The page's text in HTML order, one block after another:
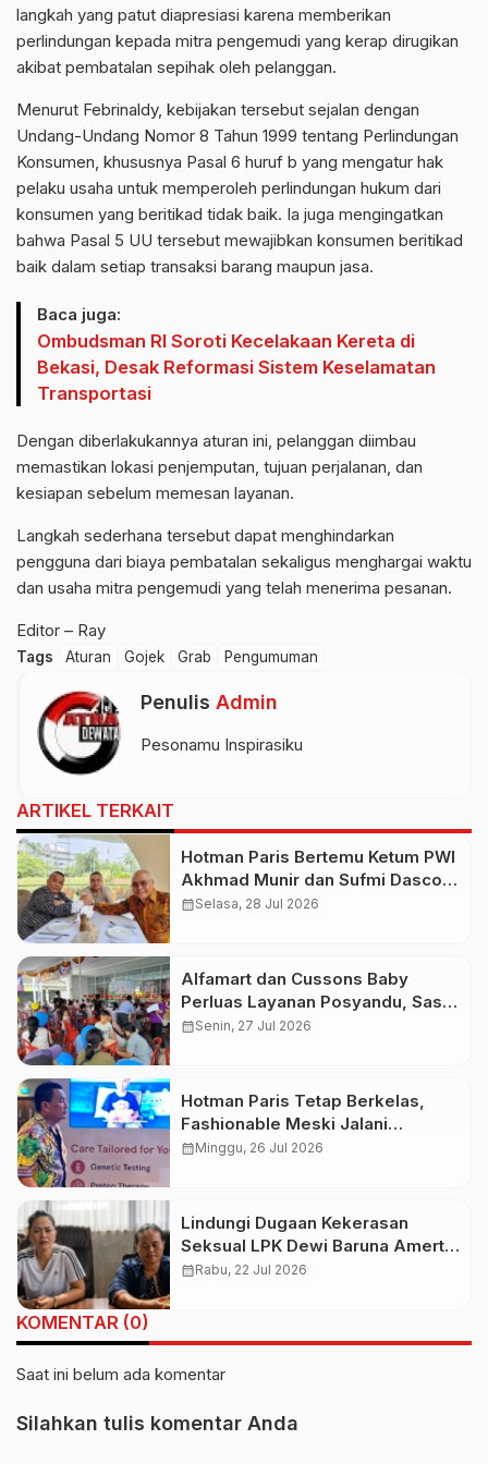
langkah yang patut diapresiasi karena memberikan
perlindungan kepada mitra pengemudi yang kerap dirugikan
akibat pembatalan sepihak oleh pelanggan.
Menurut Febrinaldy, kebijakan tersebut sejalan dengan
Undang-Undang Nomor 8 Tahun 1999 tentang Perlindungan
Konsumen, khususnya Pasal 6 huruf b yang mengatur hak
pelaku usaha untuk memperoleh perlindungan hukum dari
konsumen yang beritikad tidak baik. Ia juga mengingatkan
bahwa Pasal 5 UU tersebut mewajibkan konsumen beritikad
baik dalam setiap transaksi barang maupun jasa.
Baca juga:
Ombudsman RI Soroti Kecelakaan Kereta di
Bekasi, Desak Reformasi Sistem Keselamatan
Transportasi
Dengan diberlakukannya aturan ini, pelanggan diimbau
memastikan lokasi penjemputan, tujuan perjalanan, dan
kesiapan sebelum memesan layanan.
Langkah sederhana tersebut dapat menghindarkan
pengguna dari biaya pembatalan sekaligus menghargai waktu
dan usaha mitra pengemudi yang telah menerima pesanan.
Editor – Ray
Tags Aturan Gojek Grab Pengumuman
Penulis Admin
Pesonamu Inspirasiku
ARTIKEL TERKAIT
Hotman Paris Bertemu Ketum PWI
Akhmad Munir dan Sufmi Dasco,
Serukan Persatuan Indonesia
calendar_monthSelasa, 28 Jul 2026
Alfamart dan Cussons Baby
Perluas Layanan Posyandu, Sasar
2.800 Ibu dan Anak pada Juli
calendar_monthSenin, 27 Jul 2026
Hotman Paris Tetap Berkelas,
Fashionable Meski Jalani
Pemulihan Kesehatan
calendar_monthMinggu, 26 Jul 2026
Lindungi Dugaan Kekerasan
Seksual LPK Dewi Baruna Amerta
Sari, CEO PT Sri Dewi Baruna Beri
calendar_monthRabu, 22 Jul 2026
KOMENTAR (0)
Saat ini belum ada komentar
Silahkan tulis komentar Anda